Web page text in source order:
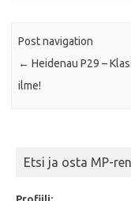
Post navigation
← Heidenau P29 –
ilme!
Etsi ja osta MP-
Profiili: